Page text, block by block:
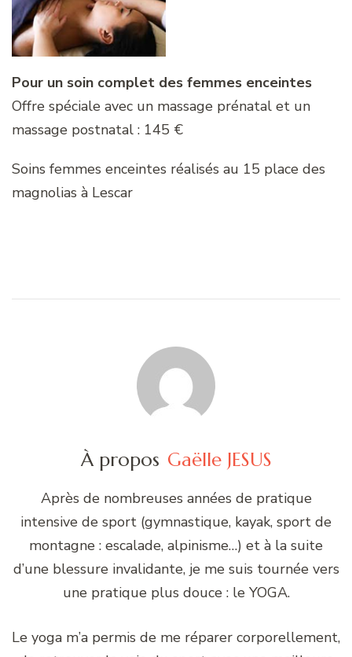
Pour un soin complet des femmes enceintes
Offre spéciale avec un massage prénatal et un
massage postnatal : 145 €
Soins femmes enceintes réalisés au 15 place des
magnolias à Lescar
À propos Gaëlle JESUS
Après de nombreuses années de pratique
intensive de sport (gymnastique, kayak, sport de
montagne : escalade, alpinisme…) et à la suite
d’une blessure invalidante, je me suis tournée vers
une pratique plus douce : le YOGA.
Le yoga m’a permis de me réparer corporellement,